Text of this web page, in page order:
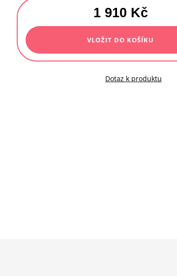
1 910 Kč
Měrná
cena:
VLOŽIT DO KOŠÍKU
Dotaz k produktu